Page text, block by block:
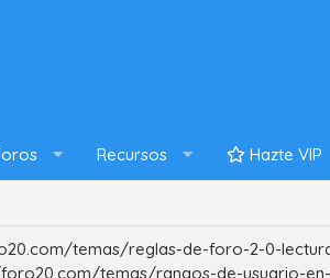
Recursos Hazte VIP
temas/reglas-de-foro-2-0-
temas/rangos-de-usuario-